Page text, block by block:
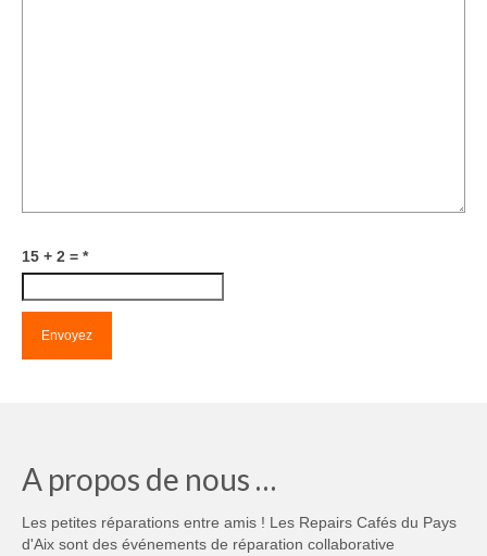
15 + 2 = *
A propos de nous …
Les petites réparations entre amis ! Les Repairs Cafés du Pays
d'Aix sont des événements de réparation collaborative